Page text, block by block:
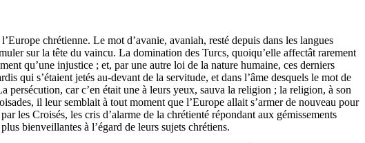
chrétienne. Le mot d’avanie, avaniah, resté depuis dans les langues
sur la tête du vaincu. La domination des Turcs, quoiqu’elle affectât rarement
qu’une injustice ; et, par une autre loi de la nature humaine, ces derniers
qui s’étaient jetés au-devant de la servitude, et dans l’âme desquels le mot de
car c’en était une à leurs yeux, sauva la religion ; la religion, à son
il leur semblait à tout moment que l’Europe allait s’armer de nouveau pour
les Croisés, les cris d’alarme de la chrétienté répondant aux gémissements
bienveillantes à l’égard de leurs sujets chrétiens.